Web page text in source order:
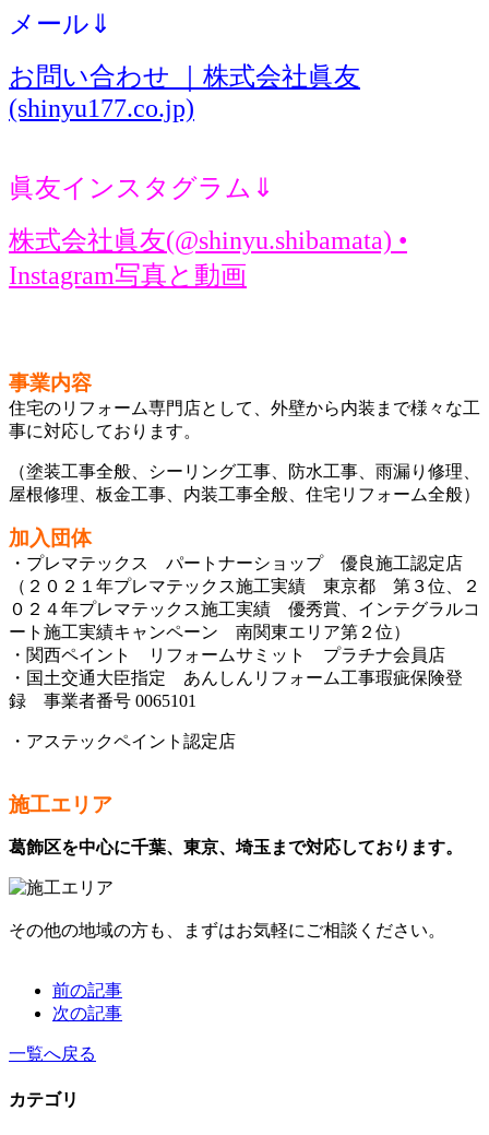
メール⇓
お問い合わせ ｜株式会社眞友
(shinyu177.co.jp)
眞友インスタグラム⇓
株式会社眞友(@shinyu.shibamata) •
Instagram写真と動画
事業内容
住宅のリフォーム専門店として、外壁から内装まで様々な工
事に対応しております。
（塗装工事全般、シーリング工事、防水工事、雨漏り修理、
屋根修理、板金工事、内装工事全般、住宅リフォーム全般）
加入団体
・プレマテックス パートナーショップ 優良施工認定店
（２０２１年プレマテックス施工実績 東京都 第３位、
２
０２４年プレマテックス施工実績 優秀賞、 インテグラルコ
ート施工実績キャンペーン 南関東エリア第２位）
・関西ペイント リフォームサミット プラチナ会員店
・国土交通大臣指定 あんしんリフォーム工事瑕疵保険登
録 事業者番号 0065101
・アステックペイント認定店
施工エリア
葛飾区を中心に千葉、東京、埼玉まで対応しております。
その他の地域の方も、まずはお気軽にご相談ください。
前の記事
次の記事
一覧へ戻る
カテゴリ